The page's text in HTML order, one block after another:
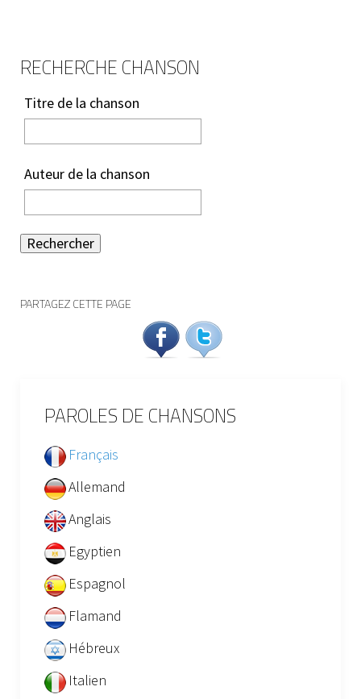
RECHERCHE CHANSON
Titre de la chanson
Auteur de la chanson
Rechercher
PARTAGEZ CETTE PAGE
PAROLES DE CHANSONS
Français
Allemand
Anglais
Egyptien
Espagnol
Flamand
Hébreux
Italien